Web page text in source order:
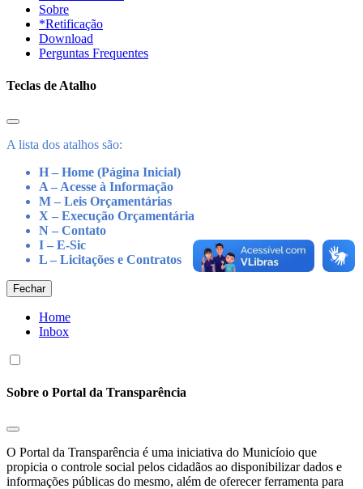
Sobre
*Retificação
Download
Perguntas Frequentes
Teclas de Atalho
A lista dos atalhos são:
H – Home (Página Inicial)
A – Acesse à Informação
M – Leis Orçamentárias
X – Execução Orçamentária
N – Contato
I – E-Sic
L – Licitações e Contratos
Fechar
Home
Inbox
Sobre o Portal da Transparência
O Portal da Transparência é uma iniciativa do Municíoio que
propicia o controle social pelos cidadãos ao disponibilizar dados e
informações públicas do mesmo, além de oferecer ferramenta para